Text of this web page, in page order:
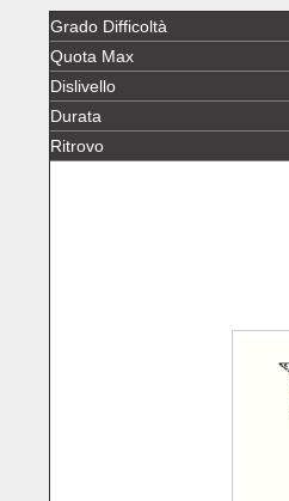
Grado Difficoltà
Quota Max
Dislivello
Durata
Ritrovo